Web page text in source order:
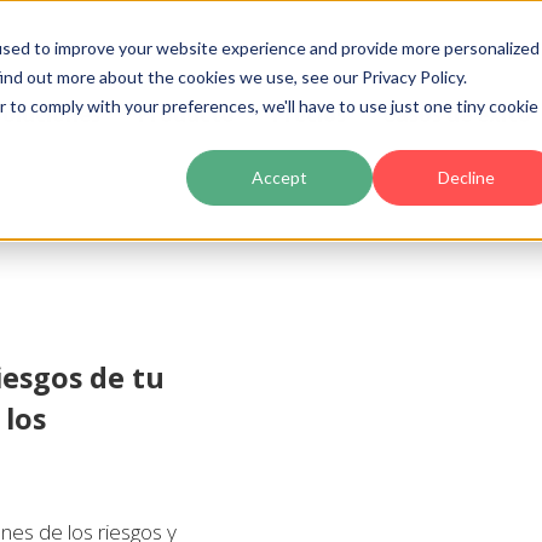
to improve your website experience and provide more personalized
out more about the cookies we use, see our Privacy Policy.
comply with your preferences, we'll have to use just one tiny cookie
Accept Decline
Producto Precios Casos de éxito
de tu
de los riesgos y